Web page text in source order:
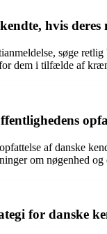
hvis
søge
dem i tilfælde af
af danske
om nøgenhed
for danske